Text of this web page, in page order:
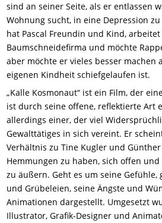
sind an seiner Seite, als er entlassen
Wohnung sucht, in eine Depression
hat Pascal Freundin und Kind,
Baumschneidefirma und möchte
aber möchte er vieles besser machen
eigenen Kindheit schiefgelaufen ist.
„Kalle Kosmonaut“ ist ein Film, der
ist durch seine offene, reflektierte Art
allerdings einer, der viel
Gewalttätiges in sich vereint. Er
Verhältnis zu Tine Kugler und
Hemmungen zu haben, sich offen
zu äußern. Geht es um seine Gefühle,
und Grübeleien, seine Ängste und
Animationen dargestellt. Umgesetzt
Illustrator, Grafik-Designer und